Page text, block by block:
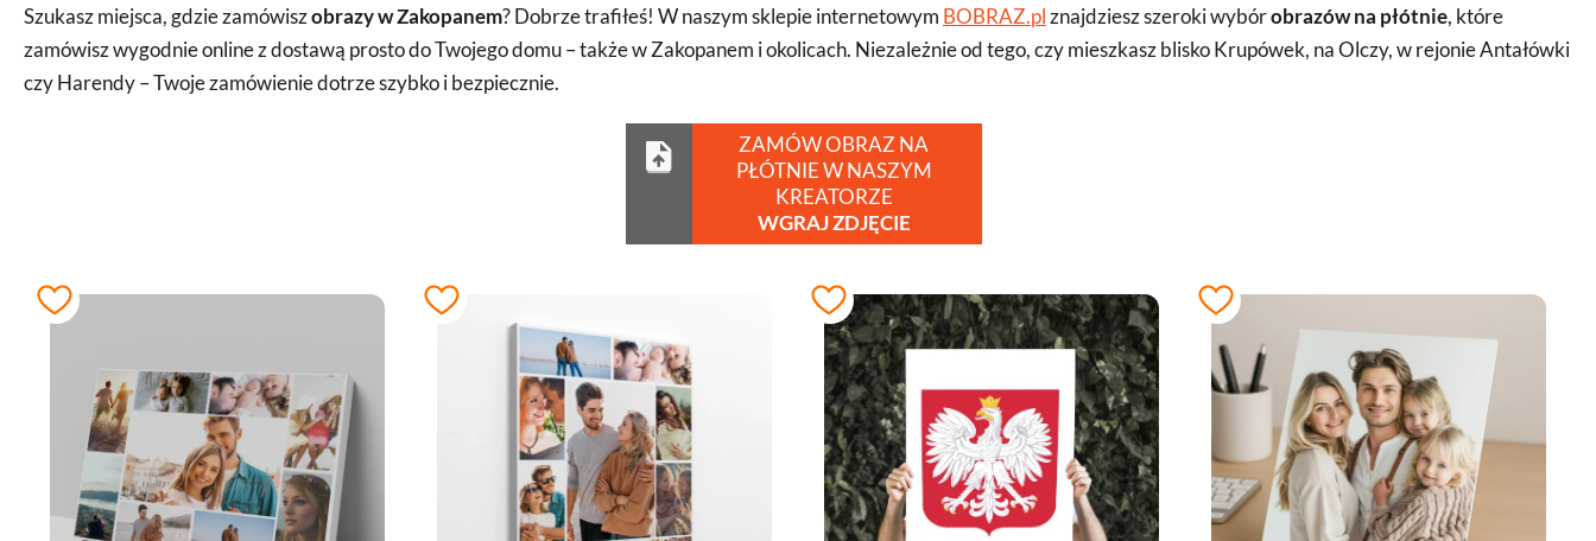
Szukasz miejsca, gdzie zamówiszobrazy w Zakopanem? Dobrze trafiłeś! W naszym sklepie internetowym BOBRAZ.plznajdziesz szeroki wybórobrazów na płótnie, które
zamówisz wygodnie online z dostawą prosto do Twojego domu – także w Zakopanem i okolicach. Niezależnie od tego, czy mieszkasz blisko Krupówek, na Olczy, w rejonie Antałówki
czy Harendy – Twoje zamówienie dotrze szybko i bezpiecznie.
ZAMÓW OBRAZ NA
PŁÓTNIE W NASZYM
KREATORZE
WGRAJ ZDJĘCIE